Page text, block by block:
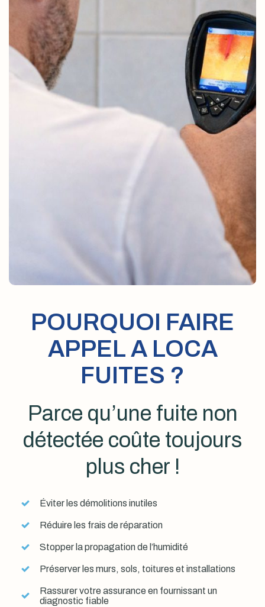
POURQUOI FAIRE
APPEL A LOCA
FUITES ?
Parce qu’une fuite non
détectée coûte toujours
plus cher !
Éviter les démolitions inutiles
Réduire les frais de réparation
Stopper la propagation de l’humidité
Préserver les murs, sols, toitures et installations
Rassurer votre assurance en fournissant un
diagnostic fiable